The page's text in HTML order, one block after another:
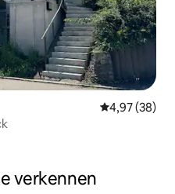
Gemiddelde
4,97 (38)
verkennen